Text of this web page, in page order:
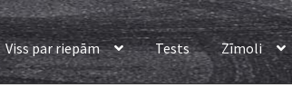
Viss par riepām Tests Zīmoli